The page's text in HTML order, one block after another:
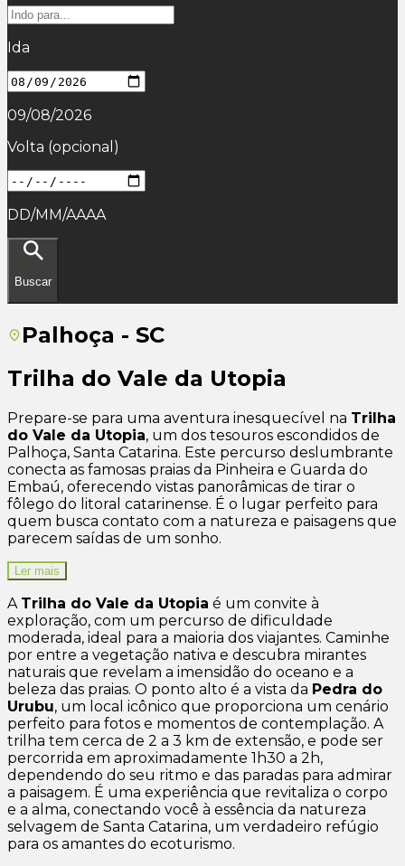
Ida
09/08/2026
Volta (opcional)
DD/MM/AAAA
Buscar
Palhoça - SC
Trilha do Vale da Utopia
Prepare-se para uma aventura inesquecível na Trilha
do Vale da Utopia, um dos tesouros escondidos de
Palhoça, Santa Catarina. Este percurso deslumbrante
conecta as famosas praias da Pinheira e Guarda do
Embaú, oferecendo vistas panorâmicas de tirar o
fôlego do litoral catarinense. É o lugar perfeito para
quem busca contato com a natureza e paisagens que
parecem saídas de um sonho.
Ler mais
A Trilha do Vale da Utopia é um convite à
exploração, com um percurso de dificuldade
moderada, ideal para a maioria dos viajantes. Caminhe
por entre a vegetação nativa e descubra mirantes
naturais que revelam a imensidão do oceano e a
beleza das praias. O ponto alto é a vista da Pedra do
Urubu, um local icônico que proporciona um cenário
perfeito para fotos e momentos de contemplação. A
trilha tem cerca de 2 a 3 km de extensão, e pode ser
percorrida em aproximadamente 1h30 a 2h,
dependendo do seu ritmo e das paradas para admirar
a paisagem. É uma experiência que revitaliza o corpo
e a alma, conectando você à essência da natureza
selvagem de Santa Catarina, um verdadeiro refúgio
para os amantes do ecoturismo.